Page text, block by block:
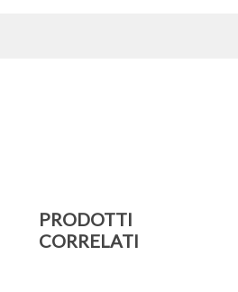
PRODOTTI
CORRELATI